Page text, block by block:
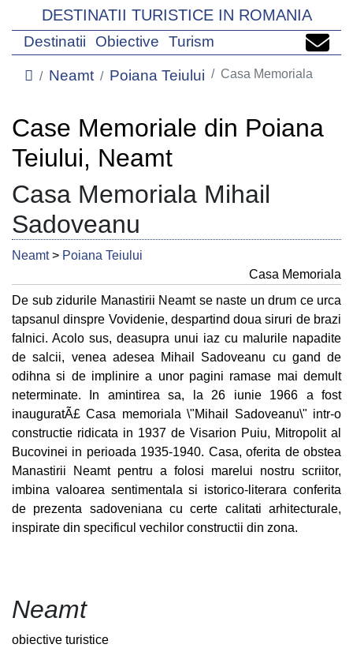
DESTINATII TURISTICE IN ROMANIA
Destinatii Obiective Turism
Neamt Poiana Teiului Casa Memoriala
Case Memoriale din Poiana
Teiului, Neamt
Casa Memoriala Mihail
Sadoveanu
Neamt> Poiana Teiului
Casa Memoriala
De sub zidurile Manastirii Neamt se naste un drum ce urca
tapsanul dinspre Vovidenie, despartind doua siruri de brazi
falnici. Acolo sus, deasupra unui iaz cu malurile napadite
de salcii, venea adesea Mihail Sadoveanu cu gand de
odihna si de implinire a unor pagini ramase mai demult
neterminate. In amintirea sa, la 26 iunie 1966 a fost
inauguratÃ£ Casa memoriala \"Mihail Sadoveanu\" intr-o
constructie ridicata in 1937 de Visarion Puiu, Mitropolit al
Bucovinei in perioada 1935-1940. Casa, oferita de obstea
Manastirii Neamt pentru a folosi marelui nostru scriitor,
imbina valoarea sentimentala si istorico-literara conferita
de prezenta sadoveniana cu certe calitati arhitecturale,
inspirate din specificul vechilor constructii din zona.
Neamt
obiective turistice